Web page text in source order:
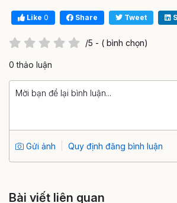
Like 0 Share Tweet
/5 - ( bình chọn)
0 thảo luận
Gửi ảnh Quy định đăng bình luận
Bài viết liên quan